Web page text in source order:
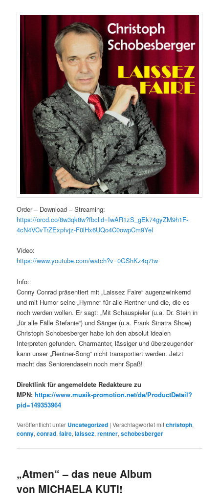
Order – Download – Streaming:
https://orcd.co/8w3qk8w?fbclid=IwAR1zS_gEk74gyZM9h1F-
4cN4VCvTrZExpfvjz-F0lHx6UQo4C0owpCm9YeI
Video:
https://www.youtube.com/watch?v=0GShKz4q7tw
Info:
Conny Conrad präsentiert mit „Laissez Faire“ augenzwinkernd
und mit Humor seine „Hymne“ für alle Rentner und die, die es
noch werden wollen. Er sagt: „Mit Schauspieler (u.a. Dr. Stein in
„für alle Fälle Stefanie“) und Sänger (u.a. Frank Sinatra Show)
Christoph Schobesberger habe ich den absolut idealen
Interpreten gefunden. Charmanter, lässiger und überzeugender
kann unser „Rentner-Song“ nicht transportiert werden. Jetzt
macht das Seniorendasein noch mehr Spaß!
Direktlink für angemeldete Redakteure zu
MPN:https://www.musik-promotion.net/de/ProductDetail?
pid=149353964
Veröffentlicht unter Uncategorized |Verschlagwortet mitchristoph,
conny,conrad,faire,laissez,rentner,schobesberger
„Atmen“ – das neue Album
von MICHAELA KUTI!